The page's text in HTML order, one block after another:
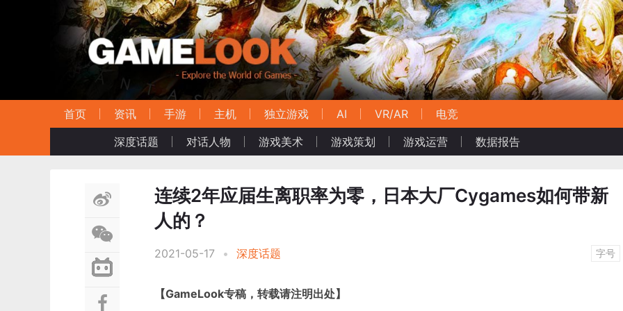
首页 资讯 手游 主机 独立游戏 AI VR/AR
电竞
深度话题
对话人物 游戏美术 游戏策划 游戏运营 数据报告
连续2年应届生离职率为零，日本大厂Cygames如何带新
人的？
2021-05-17 • 深度话题 字号
【GameLook专稿，转载请注明出处】